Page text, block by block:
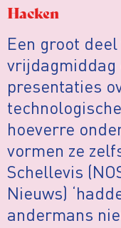
Hacken
Een groot
vrijdagmiddag
presentaties
hoeverre
vormen ze
Schellevis
Nieuws)
andermans